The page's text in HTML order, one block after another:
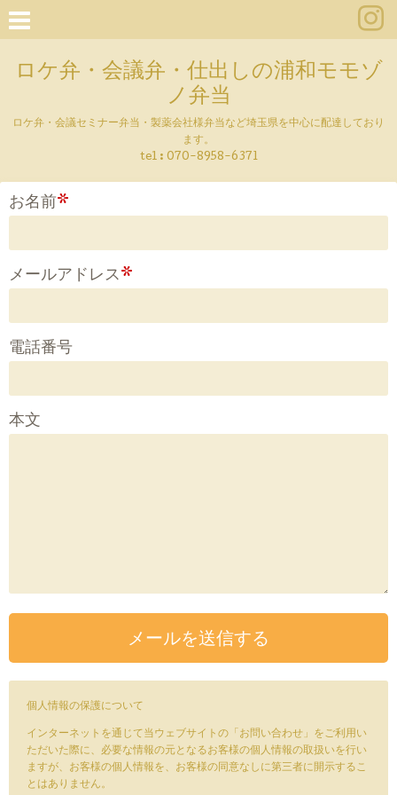
ロケ弁・会議弁・仕出しの浦和モモゾ
ノ弁当
ロケ弁・会議セミナー弁当・製薬会社様弁当など埼玉県を中心に配達しており
ます。
tel : 070-8958-6371
お名前*
メールアドレス*
電話番号
本文
個人情報の保護について
インターネットを通じて当ウェブサイトの「お問い合わせ」をご利用い
ただいた際に、必要な情報の元となるお客様の個人情報の取扱いを行い
ますが、お客様の個人情報を、お客様の同意なしに第三者に開示するこ
とはありません。